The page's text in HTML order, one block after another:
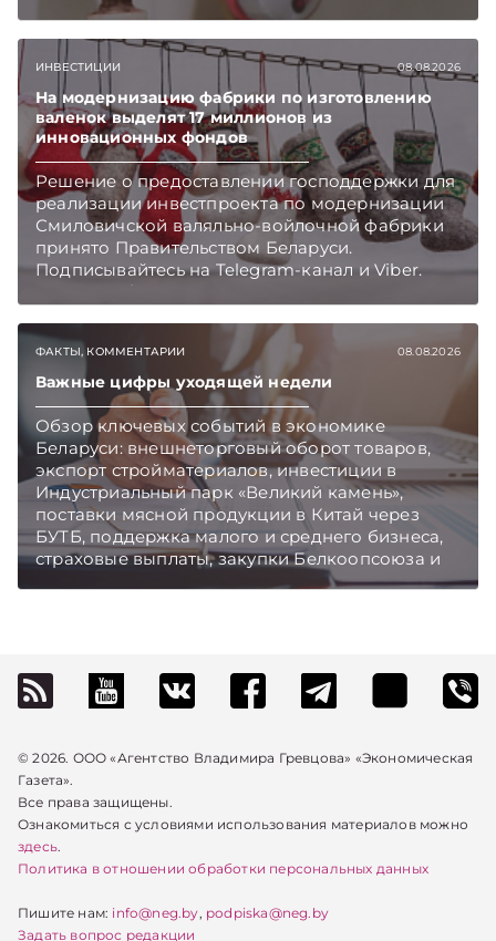
ИНВЕСТИЦИИ 08.08.2026
На модернизацию фабрики по изготовлению
валенок выделят 17 миллионов из
инновационных фондов
Решение о предоставлении господдержки для
реализации инвестпроекта по модернизации
Смиловичской валяльно-войлочной фабрики
принято Правительством Беларуси.
Подписывайтесь на Telegram‑канал и Viber.
Главное об экономике Беларуси — раньше,
ФАКТЫ, КОММЕНТАРИИ 08.08.2026
Важные цифры уходящей недели
Обзор ключевых событий в экономике
Беларуси: внешнеторговый оборот товаров,
экспорт стройматериалов, инвестиции в
Индустриальный парк «Великий камень»,
поставки мясной продукции в Китай через
БУТБ, поддержка малого и среднего бизнеса,
страховые выплаты, закупки Белкоопсоюза и
рост продаж новых автомобилей.
© 2026. ООО «Агентство Владимира Гревцова» «Экономическая
Газета».
Все права защищены.
Ознакомиться с условиями использования материалов можно
здесь.
Политика в отношении обработки персональных данных
Пишите нам: info@neg.by, podpiska@neg.by
Задать вопрос редакции